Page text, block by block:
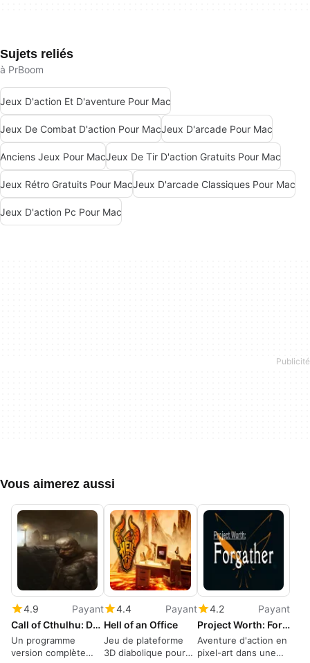
Sujets reliés
à PrBoom
Jeux D'action Et D'aventure Pour Mac
Jeux De Combat D'action Pour MacJeux D'arcade Pour Mac
Anciens Jeux Pour MacJeux De Tir D'action Gratuits Pour Mac
Jeux Rétro Gratuits Pour MacJeux D'arcade Classiques Pour Mac
Jeux D'action Pc Pour Mac
Vous aimerez aussi
4.9
Payant
Call of Cthulhu: Dark Corners of the Earth
Un programme
version complète
4.4
Payant
Hell of an Office
Jeu de plateforme
3D diabolique pour
4.2
Payant
Project Worth: Forgather
Aventure d'action en
pixel-art dans une